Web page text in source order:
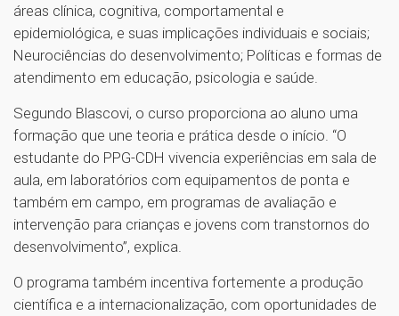
áreas clínica, cognitiva, comportamental e
epidemiológica, e suas implicações individuais e sociais;
Neurociências do desenvolvimento; Políticas e formas de
atendimento em educação, psicologia e saúde.
Segundo Blascovi, o curso proporciona ao aluno uma
formação que une teoria e prática desde o início. “O
estudante do PPG-CDH vivencia experiências em sala de
aula, em laboratórios com equipamentos de ponta e
também em campo, em programas de avaliação e
intervenção para crianças e jovens com transtornos do
desenvolvimento”, explica.
O programa também incentiva fortemente a produção
científica e a internacionalização, com oportunidades de